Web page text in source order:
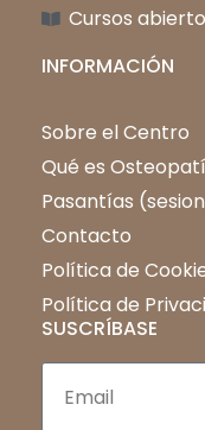
Cursos
INFORMACIÓN
Sobre el Centro
Qué es
Pasantías
Contacto
Política de
Política de
SUSCRÍBASE